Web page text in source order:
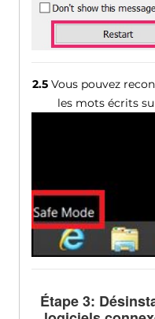
2.5 Vous pouvez
les mots écrits
Étape 3: